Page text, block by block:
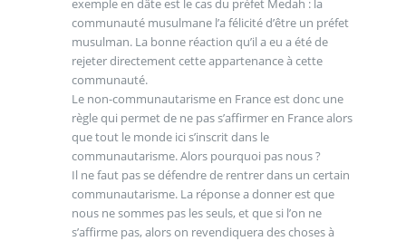
exemple en dâte est le cas du préfet Medah : la
communauté musulmane l’a félicité d’être un préfet
musulman. La bonne réaction qu’il a eu a été de
rejeter directement cette appartenance à cette
communauté.
Le non-communautarisme en France est donc une
règle qui permet de ne pas s’affirmer en France alors
que tout le monde ici s’inscrit dans le
communautarisme. Alors pourquoi pas nous ?
Il ne faut pas se défendre de rentrer dans un certain
communautarisme. La réponse a donner est que
nous ne sommes pas les seuls, et que si l’on ne
s’affirme pas, alors on revendiquera des choses à